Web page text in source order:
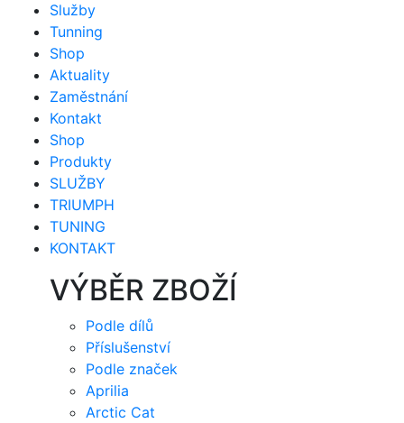
Služby
Tunning
Shop
Aktuality
Zaměstnání
Kontakt
Shop
Produkty
SLUŽBY
TRIUMPH
TUNING
KONTAKT
VÝBĚR ZBOŽÍ
Podle dílů
Příslušenství
Podle značek
Aprilia
Arctic Cat